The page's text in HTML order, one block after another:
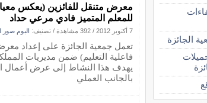
معرض متنقل للفائزين (يعكس معيار
للمعلم المتميز فادي مرعي حداد
7 أكتوبر 2012 / 392 مشاهدة / تصنيف: البوم صور
تعمل جمعية الجائزة على إعداد
فاعلية التعليم) ضمن مديريات
يهدف هذا النشاط إلى عرض أعمال
بالجانب العملي
الجائزة